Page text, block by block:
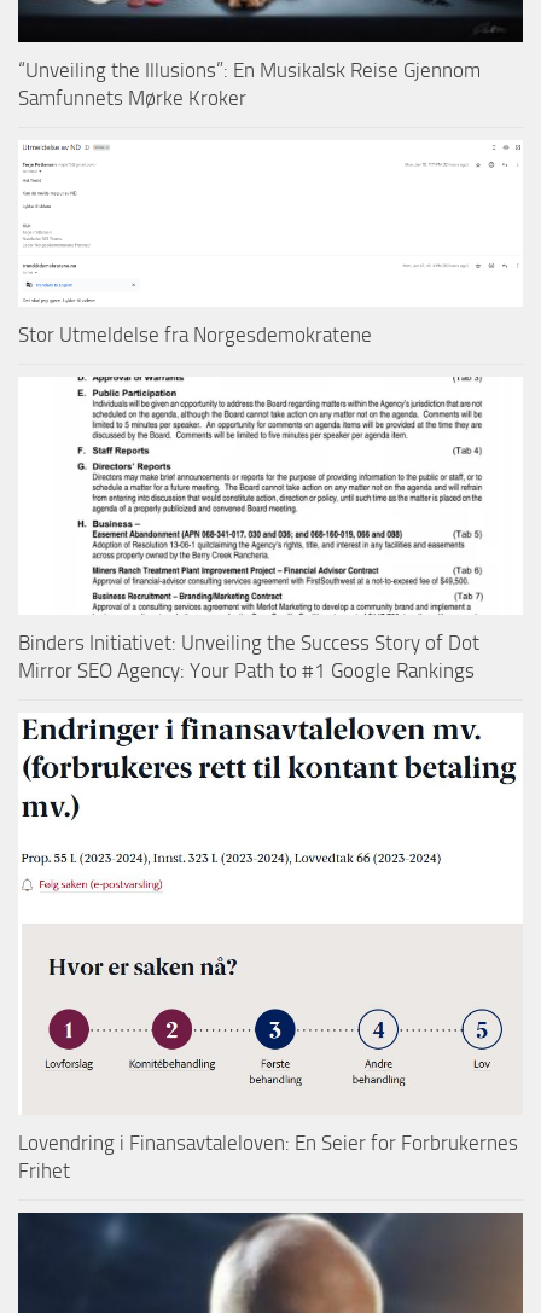
“Unveiling the Illusions”: En Musikalsk Reise Gjennom
Samfunnets Mørke Kroker
Stor Utmeldelse fra Norgesdemokratene
Binders Initiativet: Unveiling the Success Story of Dot
Mirror SEO Agency: Your Path to #1 Google Rankings
Lovendring i Finansavtaleloven: En Seier for Forbrukernes
Frihet